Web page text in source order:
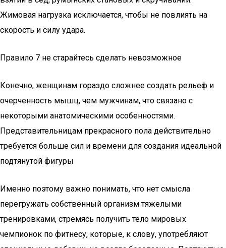
Жимовая нагрузка исключается, чтобы не повлиять на
скорость и силу удара.
Правило 7 не старайтесь сделать невозможное
Конечно, женщинам гораздо сложнее создать рельеф и
очерченность мышц, чем мужчинам, что связано с
некоторыми анатомическими особенностями.
Представительницам прекрасного пола действительно
требуется больше сил и времени для создания идеальной
подтянутой фигуры
Именно поэтому важно понимать, что нет смысла
перегружать собственный организм тяжелыми
тренировками, стремясь получить тело мировых
чемпионок по фитнесу, которые, к слову, употребляют